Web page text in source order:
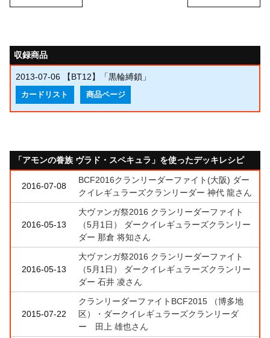
収録商品
2013-07-06 【BT12】「黒輪縛鎖」
カードリスト 商品ページ
「アモンの眷族 ヴラド・スペキュラ」を使ったデッキレシピ
2016-07-08
BCF2016クランリーダーファイト(大阪) ダー
クイレギュラーズクランリーダー 神代 龍さん
2016-05-13
大ヴァンガ祭2016 クランリーダーファイト
（5月1日） ダークイレギュラーズクランリー
ダー 那倉 将知さん
2016-05-13
大ヴァンガ祭2016 クランリーダーファイト
（5月1日） ダークイレギュラーズクランリー
ダー 石井 凌さん
2015-07-22
クランリーダーファイトBCF2015 （博多地
区）・ダークイレギュラーズクランリーダ
ー 田上 雄也さん